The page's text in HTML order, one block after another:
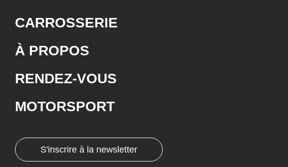
CARROSSERIE
À PROPOS
RENDEZ-VOUS
MOTORSPORT
S'inscrire à la newsletter